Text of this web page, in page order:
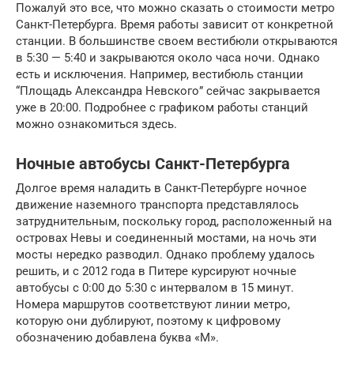
Пожалуй это все, что можно сказать о стоимости метро
Санкт-Петербурга. Время работы зависит от конкретной
станции. В большинстве своем вестибюли открываются
в 5:30 — 5:40 и закрываются около часа ночи. Однако
есть и исключения. Например, вестибюль станции
“Площадь Александра Невского” сейчас закрывается
уже в 20:00. Подробнее с графиком работы станций
можно ознакомиться здесь.
Ночные автобусы Санкт-Петербурга
Долгое время наладить в Санкт-Петербурге ночное
движение наземного транспорта представлялось
затруднительным, поскольку город, расположенный на
островах Невы и соединенный мостами, на ночь эти
мосты нередко разводил. Однако проблему удалось
решить, и с 2012 года в Питере курсируют ночные
автобусы с 0:00 до 5:30 с интервалом в 15 минут.
Номера маршрутов соответствуют линии метро,
которую они дублируют, поэтому к цифровому
обозначению добавлена буква «М».